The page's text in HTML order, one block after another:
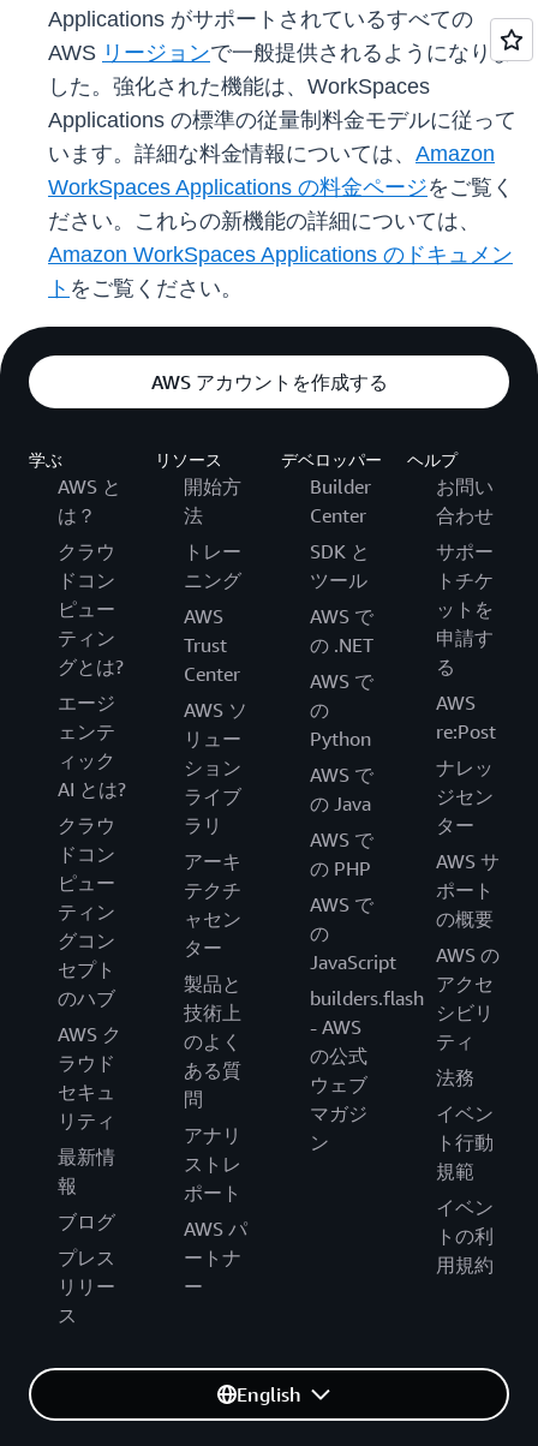
Applications がサポートされているすべての
AWS リージョンで一般提供されるようになりま
した。強化された機能は、WorkSpaces
Applications の標準の従量制料金モデルに従って
います。詳細な料金情報については、 Amazon
WorkSpaces Applications の料金ページをご覧く
ださい。これらの新機能の詳細については、
Amazon WorkSpaces Applications のドキュメン
ト をご覧ください。
AWS アカウントを作成する
学ぶ
AWS と
は？
クラウ
ドコン
ピュー
ティン
グとは?
エージ
ェンテ
ィック
AI とは?
クラウ
ドコン
ピュー
ティン
グコン
セプト
のハブ
AWS ク
ラウド
セキュ
リティ
最新情
報
ブログ
プレス
リリー
ス
リソース
開始方
法
トレー
ニング
AWS
Trust
Center
AWS ソ
リュー
ション
ライブ
ラリ
アーキ
テクチ
ャセン
ター
製品と
技術上
のよく
ある質
問
アナリ
ストレ
ポート
AWS パ
ートナ
ー
デベロッパー
Builder
Center
SDK と
ツール
AWS で
の .NET
AWS で
の
Python
AWS で
の Java
AWS で
の PHP
AWS で
の
JavaScript
builders.flash
- AWS
の公式
ウェブ
マガジ
ン
ヘルプ
お問い
合わせ
サポー
トチケ
ットを
申請す
る
AWS
re:Post
ナレッ
ジセン
ター
AWS サ
ポート
の概要
AWS の
アクセ
シビリ
ティ
法務
イベン
ト行動
規範
イベン
トの利
用規約
English